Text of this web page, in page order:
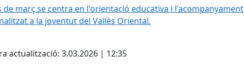
de març se centra en l'orientació educativa i l'acompanyament
a la joventut del Vallès Oriental.
actualització: 3.03.2026 | 12:35